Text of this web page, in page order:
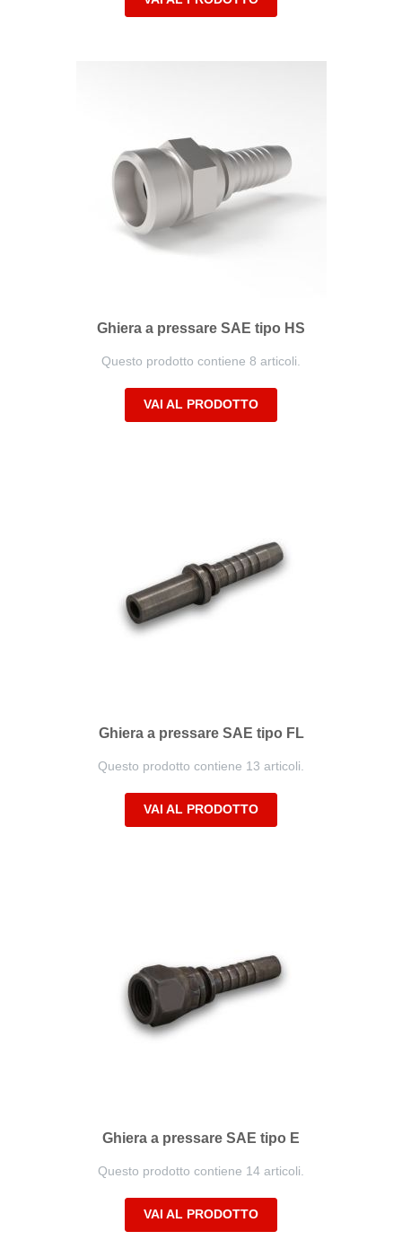
Ghiera a pressare SAE tipo HS
Questo prodotto contiene 8 articoli.
VAI AL PRODOTTO
Ghiera a pressare SAE tipo FL
Questo prodotto contiene 13 articoli.
VAI AL PRODOTTO
Ghiera a pressare SAE tipo E
Questo prodotto contiene 14 articoli.
VAI AL PRODOTTO